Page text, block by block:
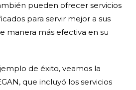
pueden ofrecer servicios
para servir mejor a sus
manera más efectiva en su
de éxito, veamos la
que incluyó los servicios